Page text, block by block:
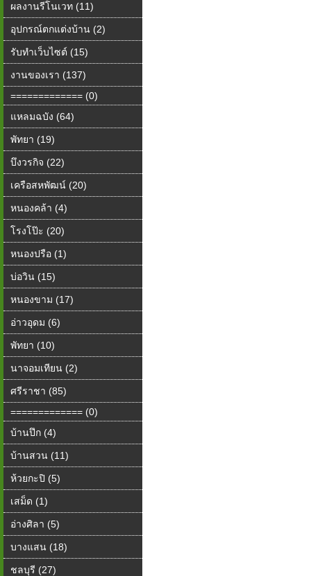
ผลงานรีโนเวท (11)
อุปกรณ์ตกแต่งบ้าน (2)
รับทำเว็บไซต์ (15)
งานของเรา (137)
============= (0)
แหลมฉบัง (64)
พัทยา (19)
บึงวรกิจ (22)
เครือสหพัฒน์ (20)
หนองคล้า (4)
โรงโป๊ะ (20)
หนองปรือ (1)
บ่อวิน (15)
หนองขาม (17)
อ่าวอุดม (6)
พัทยา (10)
นาจอมเทียน (2)
ศรีราชา (85)
============= (0)
บ้านปึก (4)
บ้านสวน (11)
ห้วยกะปิ (5)
เสม็ด (1)
อ่างศิลา (5)
บางแสน (18)
ชลบุรี (27)